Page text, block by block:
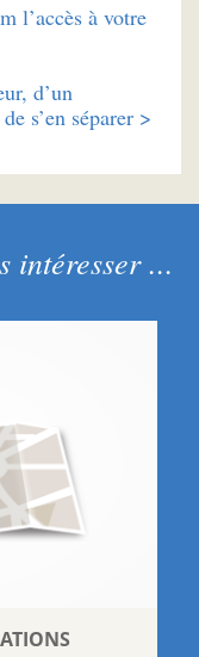
l’accès à votre
d’un
s’en séparer >
intéresser ...